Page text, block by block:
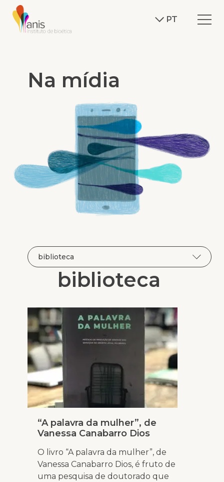
PT
Na mídia
biblioteca
“A palavra da mulher”, de
Vanessa Canabarro Dios
O livro “A palavra da mulher”, de
Vanessa Canabarro Dios, é fruto de
uma pesquisa de doutorado que